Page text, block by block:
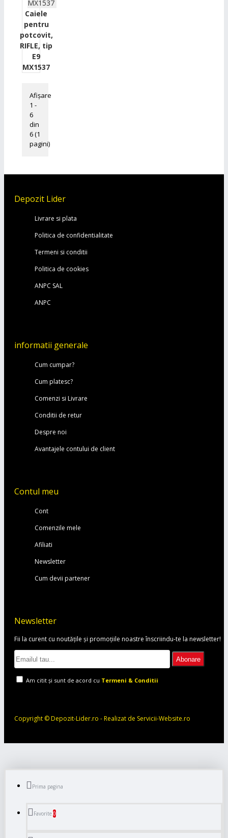
Caiele
pentru
potcovit,
RIFLE, tip
E9
MX1537
Afişare
1 -
6
din
6 (1
pagini)
Depozit Lider
Livrare si plata
Politica de confidentialitate
Termeni si conditii
Politica de cookies
ANPC SAL
ANPC
informatii generale
Cum cumpar?
Cum platesc?
Comenzi si Livrare
Conditii de retur
Despre noi
Avantajele contului de client
Contul meu
Cont
Comenzile mele
Afiliati
Newsletter
Cum devii partener
Newsletter
Fii la curent cu noutățile și promoțiile noastre înscriindu-te la newsletter!
Abonare
Am citit şi sunt de acord cu Termeni & Conditii
Copyright © Depozit-Lider.ro - Realizat de Servicii-Website.ro
Prima pagina
Favorite0